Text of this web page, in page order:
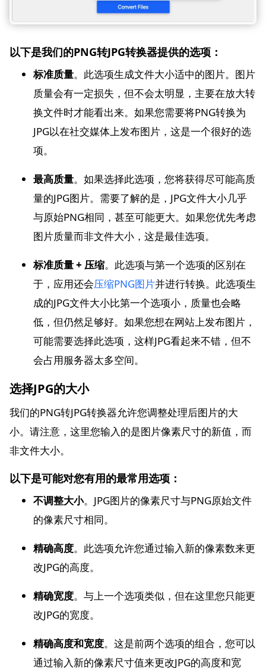
以下是我们的PNG转JPG转换器提供的选项：
标准质量。此选项生成文件大小适中的图片。图片
质量会有一定损失，但不会太明显，主要在放大转
换文件时才能看出来。如果您需要将PNG转换为
JPG以在社交媒体上发布图片，这是一个很好的选
项。
最高质量。如果选择此选项，您将获得尽可能高质
量的JPG图片。需要了解的是，JPG文件大小几乎
与原始PNG相同，甚至可能更大。如果您优先考虑
图片质量而非文件大小，这是最佳选项。
标准质量 + 压缩。此选项与第一个选项的区别在
于，应用还会压缩PNG图片并进行转换。此选项生
成的JPG文件大小比第一个选项小，质量也会略
低，但仍然足够好。如果您想在网站上发布图片，
可能需要选择此选项，这样JPG看起来不错，但不
会占用服务器太多空间。
选择JPG的大小
我们的PNG转JPG转换器允许您调整处理后图片的大
小。请注意，这里您输入的是图片像素尺寸的新值，而
非文件大小。
以下是可能对您有用的最常用选项：
不调整大小。JPG图片的像素尺寸与PNG原始文件
的像素尺寸相同。
精确高度。此选项允许您通过输入新的像素数来更
改JPG的高度。
精确宽度。与上一个选项类似，但在这里您只能更
改JPG的宽度。
精确高度和宽度。这是前两个选项的组合，您可以
通过输入新的像素尺寸值来更改JPG的高度和宽